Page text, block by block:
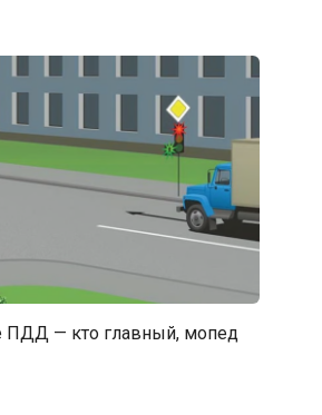
ПДД — кто главный, мопед